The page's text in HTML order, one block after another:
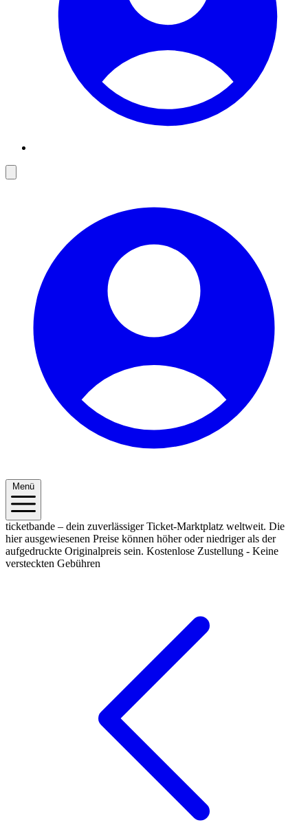
Menü
ticketbande – dein zuverlässiger Ticket-Marktplatz weltweit. Die
hier ausgewiesenen Preise können höher oder niedriger als der
aufgedruckte Originalpreis sein. Kostenlose Zustellung - Keine
versteckten Gebühren